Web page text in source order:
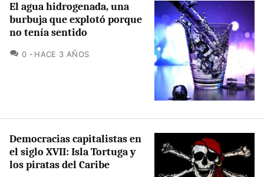
El agua hidrogenada, una
burbuja que explotó porque
no tenía sentido
0 COMENTARIOS
HACE 3 AÑOS
Democracias capitalistas en
el siglo XVII: Isla Tortuga y
los piratas del Caribe